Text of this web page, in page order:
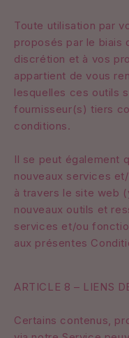
Toute utilisation par
proposés par le biais
discrétion et à vos
appartient de vous
lesquelles ces outils
fournisseur(s) tiers
conditions.
Il se peut également
nouveaux services
à travers le site web
nouveaux outils et
services et/ou
aux présentes
ARTICLE 8 – LIENS
Certains contenus,